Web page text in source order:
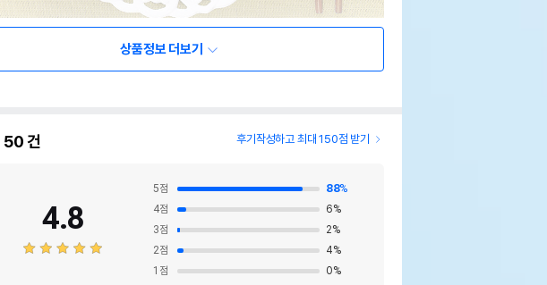
상품정보 더보기
50건 후기작성하고 최대 150점 받기
4.8
5점 88%
4점 6%
3점 2%
2점 4%
1 점 0%